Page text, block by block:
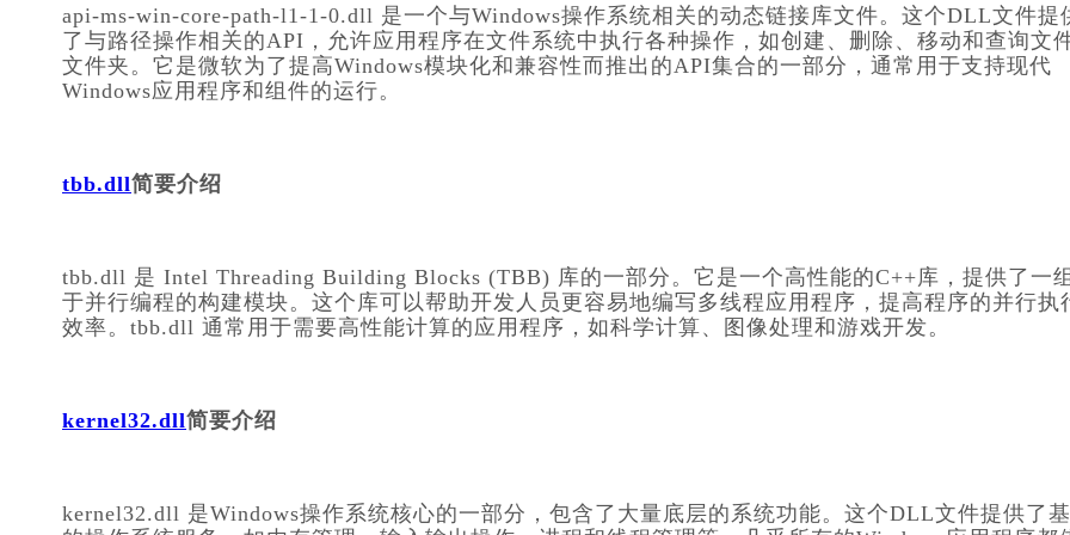
api-ms-win-core-path-l1-1-0.dll 是一个与Windows操作系统相关的动态链接库文件。这个DLL文件提
了与路径操作相关的API，允许应用程序在文件系统中执行各种操作，如创建、删除、移动和查询文
文件夹。它是微软为了提高Windows模块化和兼容性而推出的API集合的一部分，通常用于支持现代
Windows应用程序和组件的运行。
tbb.dll简要介绍
tbb.dll 是 Intel Threading Building Blocks (TBB) 库的一部分。它是一个高性能的C++库，提供了一
于并行编程的构建模块。这个库可以帮助开发人员更容易地编写多线程应用程序，提高程序的并行执
效率。tbb.dll 通常用于需要高性能计算的应用程序，如科学计算、图像处理和游戏开发。
kernel32.dll简要介绍
kernel32.dll 是Windows操作系统核心的一部分，包含了大量底层的系统功能。这个DLL文件提供了